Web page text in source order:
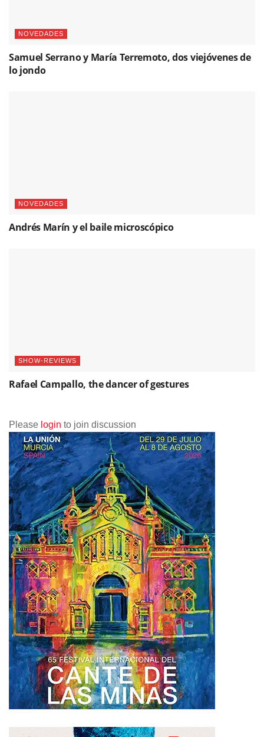
NOVEDADES
Samuel Serrano y María Terremoto, dos viejóvenes de
lo jondo
NOVEDADES
Andrés Marín y el baile microscópico
SHOW-REVIEWS
Rafael Campallo, the dancer of gestures
Please login to join discussion